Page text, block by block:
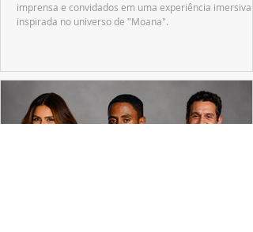
imprensa e convidados em uma experiência imersiva
inspirada no universo de "Moana".